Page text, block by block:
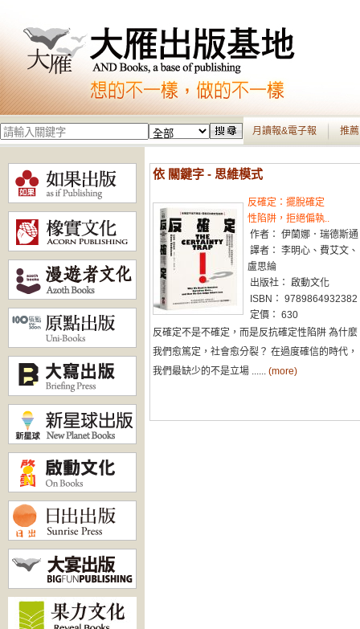
月讀報&電子報 推
依 關鍵字 - 思維模式
反確定：擺脫確定
性陷阱，拒絕偏執..
作者： 伊蘭娜．瑞德斯通
譯者： 李明心、費艾文、
盧思綸
出版社： 啟動文化
ISBN： 9789864932382
定價： 630
反確定不是不確定，而是反抗確定性陷阱 為什麼
我們愈篤定，社會愈分裂？ 在過度確信的時代，
我們最缺少的不是立場 ...... (more)